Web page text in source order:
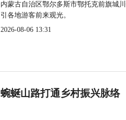
内蒙古自治区鄂尔多斯市鄂托克前旗城
引各地游客前来观光。
2026-08-06 13:31
蜿蜒山路打通乡村振兴脉络